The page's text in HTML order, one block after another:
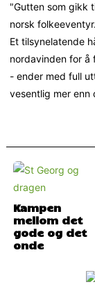
"Gutten som gikk
norsk
Et tilsynelatende
nordavinden for å
- ender med full
vesentlig mer enn
Kampen
mellom det
gode og det
onde